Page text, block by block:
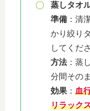
蒸しタオ
準備：清
かり絞り
してくだ
方法：蒸
分間その
効果： 血
リラック